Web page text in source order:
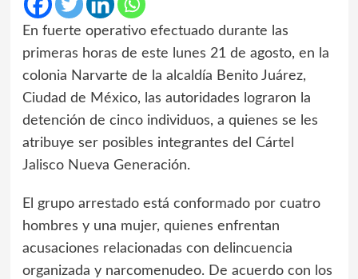
En fuerte operativo efectuado durante las
primeras horas de este lunes 21 de agosto, en la
colonia Narvarte de la alcaldía Benito Juárez,
Ciudad de México, las autoridades lograron la
detención de cinco individuos, a quienes se les
atribuye ser posibles integrantes del Cártel
Jalisco Nueva Generación.
El grupo arrestado está conformado por cuatro
hombres y una mujer, quienes enfrentan
acusaciones relacionadas con delincuencia
organizada y narcomenudeo. De acuerdo con los